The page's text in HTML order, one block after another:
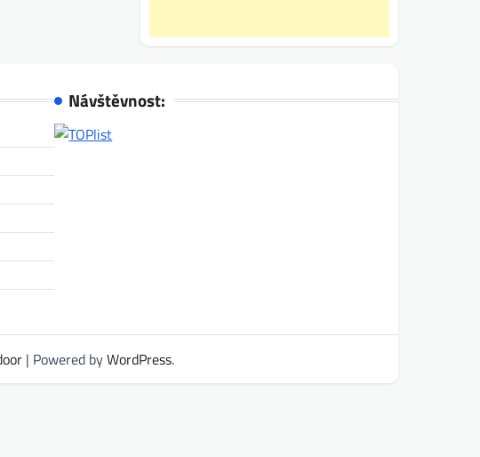
Návštěvnost:
| Powered byWordPress.